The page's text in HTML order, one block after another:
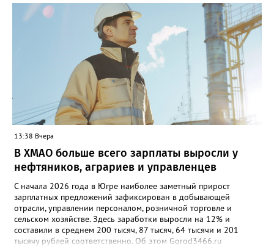
под деревьями и слабоукреплёнными конструкциями, а также
быть внимательными на дорогах из-за ухудшения видимости и
риска аквапланирования. При возникновении чрезвычайных
ситуаций немедленно звоните по единому номеру экстренных
13:38 Вчера
В ХМАО больше всего зарплаты выросли у
нефтяников, аграриев и управленцев
С начала 2026 года в Югре наиболее заметный прирост
зарплатных предложений зафиксирован в добывающей
отрасли, управлении персоналом, розничной торговле и
сельском хозяйстве. Здесь заработки выросли на 12% и
составили в среднем 200 тысяч, 87 тысяч, 64 тысячи и 201
тысячу рублей соответственно. Об этом Gorod3466.ru